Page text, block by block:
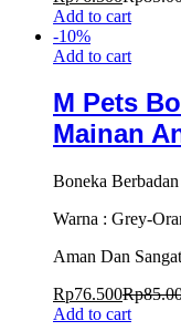
Add to cart
-10%
Add to cart
M Pets
Mainan
Boneka
Warna : Grey-
Aman Dan
Rp76.500Rp
Add to cart